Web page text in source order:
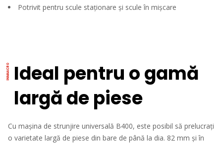
Potrivit pentru scule staționare și scule în mișcare
Ideal pentru o gamă
largă de piese
Cu mașina de strunjire universală B400, este posibil să prelucrați
o varietate largă de piese din bare de până la dia. 82 mm și în